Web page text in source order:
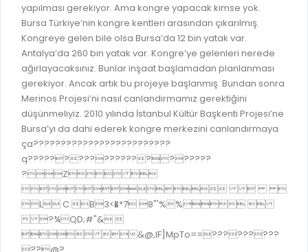
yapılması gerekiyor. Ama kongre yapacak kimse yok.
Bursa Türkiye’nin kongre kentleri arasından çıkarılmış.
Kongreye gelen bile olsa Bursa’da 12 bin yatak var.
Antalya’da 260 bin yatak var. Kongre’ye gelenleri nerede
ağırlayacaksınız. Bunlar inşaat başlamadan planlanması
gerekiyor. Ancak artık bu projeye başlanmış. Bundan sonra
Merinos Projesi’ni nasıl canlandırmamız gerektiğini
düşünmeliyiz. 2010 yılında İstanbul Kültür Başkenti Projesi’ne
Bursa’yı da dahi ederek kongre merkezini canlandırmaya
ça?????????????????????????
q??????????????????????
?Z 
  
L C B3<�*7 8"'%% 
?¾QD;#"& 
 &@,IF]MpTo==?????????
??@?